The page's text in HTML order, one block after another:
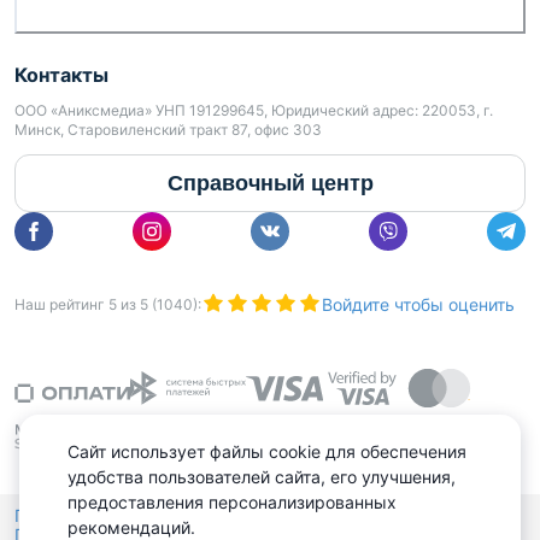
Ответим на Ваши вопросы, предоставим всю
необходимую информацию.
Лицензия Министерства Юстиции
№48250000081913 06.03.2025 г.
Договор обязательного страхования БР №
Белорусским республиканским унитарным
Контакты
ООО «Аниксмедиа» УНП 191299645, Юридический адрес: 220053, г.
Минск, Старовиленский тракт 87, офис 303
Справочный центр
Наш рейтинг 5 из 5 (1040): Войдите чтобы оценить
Политика конфиденциальности,
Политика обработки файлов куки
Сайт использует файлы cookie для обеспечения
удобства пользователей сайта, его улучшения,
предоставления персонализированных
рекомендаций.